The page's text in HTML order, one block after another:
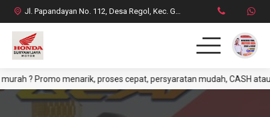
Jl. Papandayan No. 112, Desa Regol, Kec. Garut Kota, Kab. Garut
HOME
? Promo menarik, proses cepat, persyaratan mudah, CASH atau